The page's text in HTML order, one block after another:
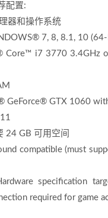
配置:
器和操作系统
7, 8, 8.1, 10 (64-
Core™ i7 3770 3.4GHz
GeForce® GTX 1060
24 GB 可用空间
compatible (must
specification
required for game